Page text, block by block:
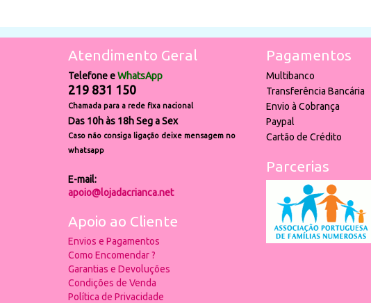
Atendimento Geral
Telefone eWhatsApp
219 831 150
Chamada para a rede fixa nacional
Das 10h às 18h Seg a Sex
Caso não consiga ligação deixe mensagem no
whatsapp
E-mail:
apoio@lojadacrianca.net
Apoio ao Cliente
Envios e Pagamentos
Como Encomendar ?
Garantias e Devoluções
Condições de Venda
Política de Privacidade
Pagamentos
Multibanco
Transferência Bancária
Envio à Cobrança
Paypal
Cartão de Crédito
Parcerias